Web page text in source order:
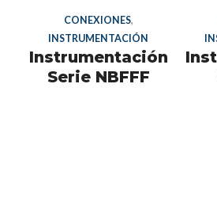
CONEXIONES,
INSTRUMENTACIÓN
Instrumentación
Serie NBFFF